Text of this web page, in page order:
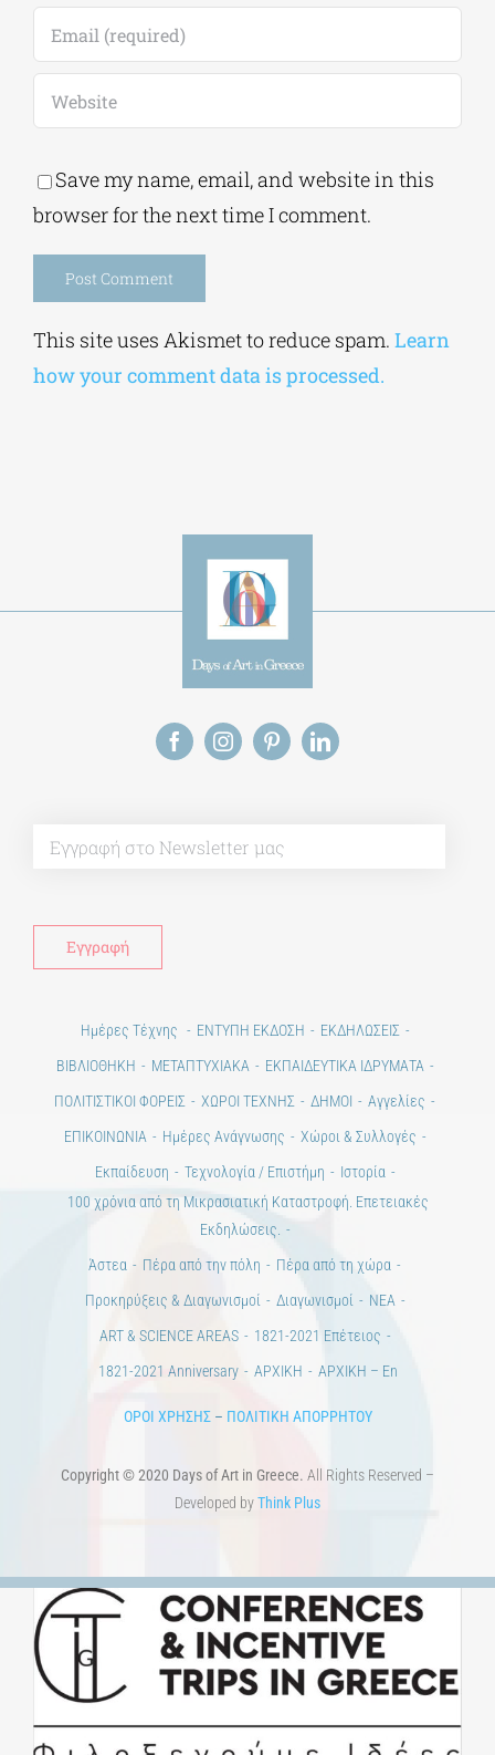
Save my name, email, and website in this
browser for the next time I comment.
This site uses Akismet to reduce spam. Learn
how your comment data is processed.
Ημέρες Τέχνης ΕΝΤΥΠΗ ΕΚΔΟΣΗ
ΕΚΔΗΛΩΣΕΙΣ
ΒΙΒΛΙΟΘΗΚΗ
ΜΕΤΑΠΤΥΧΙΑΚΑ
ΕΚΠΑΙΔΕΥΤΙΚΑ ΙΔΡΥΜΑΤΑ
ΠΟΛΙΤΙΣΤΙΚΟΙ ΦΟΡΕΙΣ
ΧΩΡΟΙ ΤΕΧΝΗΣ ΔΗΜΟΙ
Αγγελίες
ΕΠΙΚΟΙΝΩΝΙΑ
Ημέρες Ανάγνωσης
Χώροι & Συλλογές
Εκπαίδευση
Τεχνολογία / Επιστήμη
Ιστορία
100 χρόνια από τη Μικρασιατική Καταστροφή. Επετειακές
Εκδηλώσεις.
Άστεα
Πέρα από την πόλη
Πέρα από τη χώρα
Προκηρύξεις & Διαγωνισμοί
Διαγωνισμοί
ΝΕΑ
ART & SCIENCE AREAS
1821-2021 Επέτειος
1821-2021 Anniversary
ΑΡΧΙΚΗ ΑΡΧΙΚΗ – En
ΟΡΟΙ ΧΡΗΣΗΣ– ΠΟΛΙΤΙΚΗ ΑΠΟΡΡΗΤΟΥ
Copyright © 2020 Days of Art in Greece. All Rights Reserved –
Developed byThink Plus